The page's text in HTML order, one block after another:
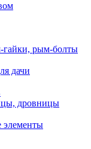
рым-болты
дачи
дровницы
элементы